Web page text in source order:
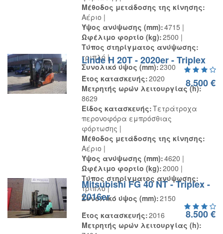
Μέθοδος μετάδοσης της κίνησης
Αέριο
Ύψος ανύψωσης (mm) 4715
Ωφέλιμο φορτίο (kg) 2500
Τύπος στηρίγματος ανύψωσης
τριπλό
Συνολικό ύψος (mm) 2300
8.500 €
Linde H 20T - 2020er - Triplex
Έτος κατασκευής 2020
Μετρητής ωρών λειτουργίας (h)
8629
Είδος κατασκευής Τετράτροχα
περονοφόρα εμπρόσθιας
φόρτωσης
Μέθοδος μετάδοσης της κίνησης
Αέριο
Ύψος ανύψωσης (mm) 4620
Ωφέλιμο φορτίο (kg) 2000
Τύπος στηρίγματος ανύψωσης
τριπλό
Συνολικό ύψος (mm) 2150
8.500 €
Mitsubishi FG 40 NT - Triplex -
2016er
Έτος κατασκευής 2016
Μετρητής ωρών λειτουργίας (h)